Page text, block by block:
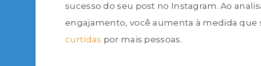
sucesso do seu post no Instagram. Ao
engajamento, você aumenta à medida que
curtidas por mais pessoas.